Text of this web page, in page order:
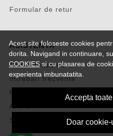
Acest site foloseste cookies
dorita. Navigand in continuare,
COOKIESsi cu plasarea de
experienta imbunatatita.
Accepta
Doar
Formular de retur
ASISTENTA
Contacteaza-ne
Intrebari frecvente
Harta site
ANPC
Solutionarea litigiilor